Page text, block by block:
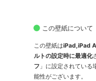
この壁紙について
この壁紙はiPad,iPad
ルトの設定時に最適化
フ 」に設定されている
能性がございます。